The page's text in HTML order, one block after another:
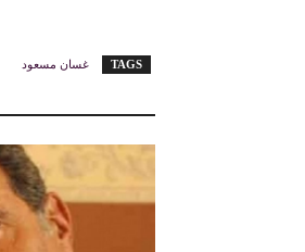
TAGS غسان مسعود